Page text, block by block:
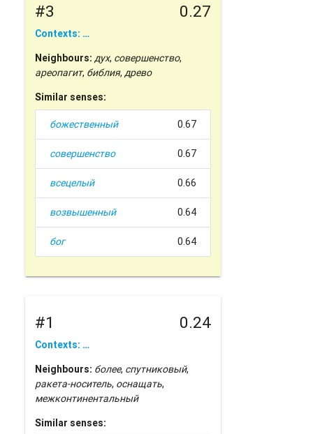
#3 0.27
Contexts: …
Neighbours: дух, совершенство,
ареопагит, библия,древо
Similar senses:
божественный 0.67
совершенство 0.67
всецелый 0.66
возвышенный 0.64
бог 0.64
#1 0.24
Contexts: …
Neighbours: более, спутниковый,
ракета-носитель, оснащать,
межконтинентальный
Similar senses: